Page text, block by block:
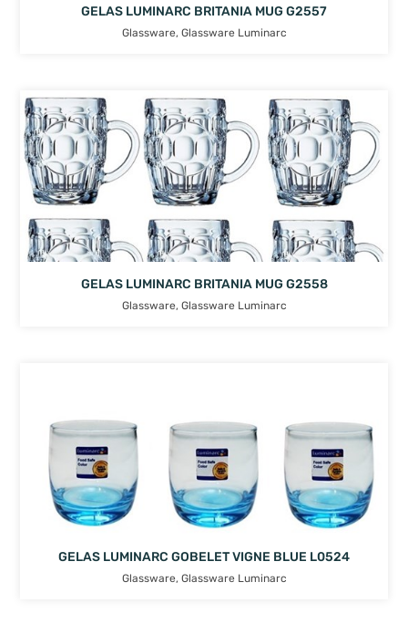
GELAS LUMINARC BRITANIA MUG G2557
Glassware, Glassware Luminarc
GELAS LUMINARC BRITANIA MUG G2558
Glassware, Glassware Luminarc
GELAS LUMINARC GOBELET VIGNE BLUE L0524
Glassware, Glassware Luminarc